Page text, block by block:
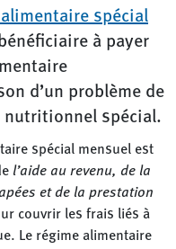
spécial
à payer
d’un problème de
nutritionnel spécial.
spécial mensuel est
l’aide au revenu, de la
et de la prestation
couvrir les frais liés à
Le régime alimentaire